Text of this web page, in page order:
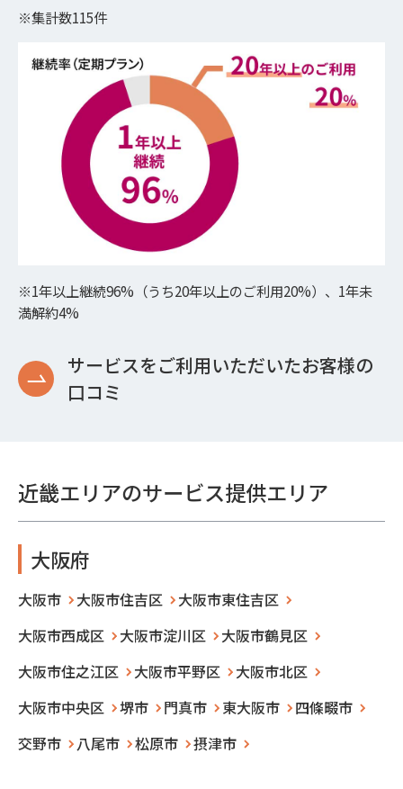
※集計数115件
※1年以上継続96%（うち20年以上のご利用20%）、1年未
満解約4%
サービスをご利用いただいたお客様の
口コミ
近畿エリアのサービス提供エリア
大阪府
大阪市 大阪市住吉区
大阪市東住吉区
大阪市西成区
大阪市淀川区
大阪市鶴見区
大阪市住之江区
大阪市平野区
大阪市北区
大阪市中央区
堺市 門真市 東大阪市
四條畷市
交野市
八尾市 松原市 摂津市